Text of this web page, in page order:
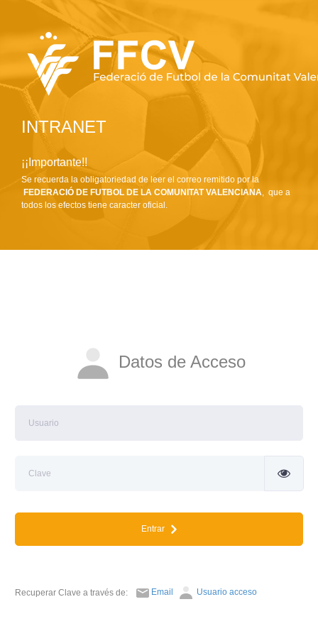
INTRANET
¡¡Importante!!
Se recuerda la obligatoriedad de leer el correo remitido por la
FEDERACIÓ DE FUTBOL DE LA COMUNITAT VALENCIANA, que a
todos los efectos tiene caracter oficial.
Datos de Acceso
Entrar
Recuperar Clave a través de: Email Usuario acceso